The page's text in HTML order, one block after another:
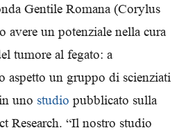
Gentile Romana (Corylus
avere un potenziale nella cura
tumore al fegato: a
aspetto un gruppo di scienziati
uno studio pubblicato sulla
Research. “Il nostro studio